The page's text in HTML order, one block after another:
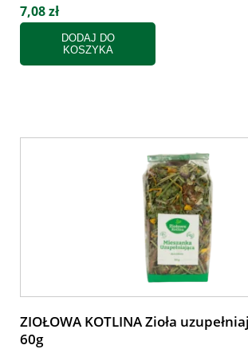
7,08 zł
DODAJ DO
KOSZYKA
ZIOŁOWA KOTLINA Zioła
60g